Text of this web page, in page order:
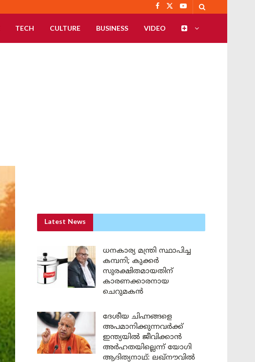
TECH CULTURE BUSINESS VIDEO
Latest News
ധനകാര്യ മന്ത്രി സ്ഥാപിച്ച
കമ്പനി; കുക്കർ
സുരക്ഷിതമായതിന്
കാരണക്കാരനായ
ചെറുമകൻ
ദേശീയ ചിഹ്നങ്ങളെ
അപമാനിക്കുന്നവർക്ക്
ഇന്ത്യയിൽ ജീവിക്കാൻ
അർഹതയില്ലെന്ന് യോഗി
ആദിത്യനാഥ്: ലഖ്‌നൗവിൽ